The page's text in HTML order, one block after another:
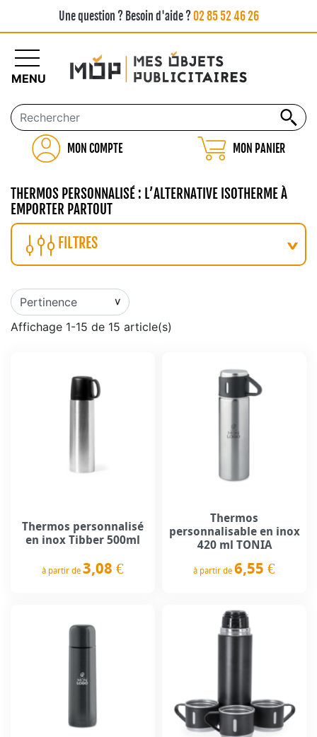
Une question ? Besoin d'aide ?02 85 52 46 26
MON COMPTE MON PANIER
MENU
THERMOS PERSONNALISÉ : L’ALTERNATIVE ISOTHERME À
EMPORTER PARTOUT
FILTRES
Affichage 1-15 de 15 article(s)
Thermos personnalisé
en inox Tibber 500ml
à partir de 3,08 €
Thermos
personnalisable en inox
420 ml TONIA
à partir de 6,55 €